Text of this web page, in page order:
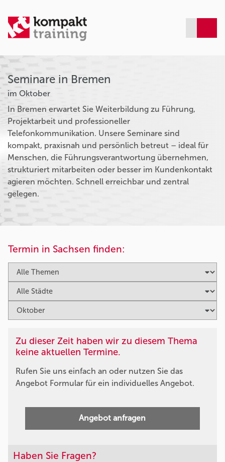
Seminare in Bremen
im Oktober
In Bremen erwartet Sie Weiterbildung zu Führung,
Projektarbeit und professioneller
Telefonkommunikation. Unsere Seminare sind
kompakt, praxisnah und persönlich betreut – ideal für
Menschen, die Führungsverantwortung übernehmen,
strukturiert mitarbeiten oder besser im Kundenkontakt
agieren möchten. Schnell erreichbar und zentral
gelegen.
Termin in Sachsen finden:
Zu dieser Zeit haben wir zu diesem Thema
keine aktuellen Termine.
Rufen Sie uns einfach an oder nutzen Sie das
Angebot Formular für ein individuelles Angebot.
Angebot anfragen
Haben Sie Fragen?